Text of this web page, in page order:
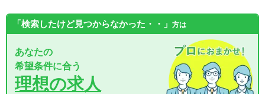
「検索したけど見つからなかった・・」 方は
あなたの
希望条件に合う
理想の求人